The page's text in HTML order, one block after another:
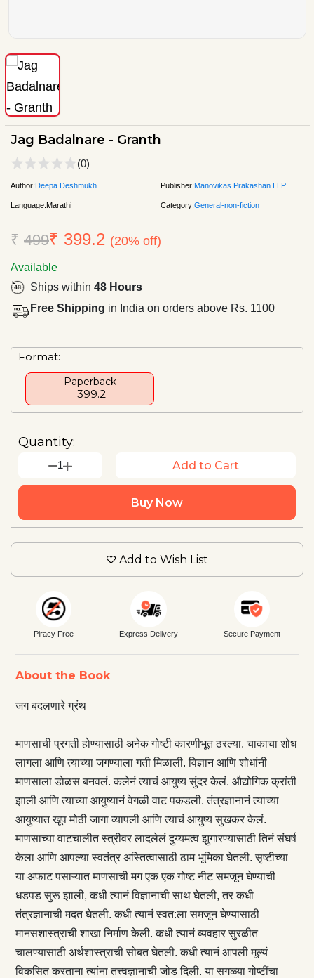
Jag Badalnare - Granth
(0)
Author:Deepa Deshmukh Publisher:Manovikas Prakashan LLP
Language:Marathi Category:General-non-fiction
₹ 499₹ 399.2 (20% off)
Available
Ships within 48 Hours
Free Shipping in India on orders above Rs. 1100
Format:
Paperback
₹ 399.2
Quantity:
1 Add to Cart
Buy Now
Add to Wish List
Piracy Free Express Delivery Secure Payment
About the Book
जग बदलणारे ग्रंथ
माणसाची प्रगती होण्यासाठी अनेक गोष्टी कारणीभूत ठरल्या. चाकाचा शोध
लागला आणि त्याच्या जगण्याला गती मिळाली. विज्ञान आणि शोधांनी
माणसाला डोळस बनवलं. कलेनं त्याचं आयुष्य सुंदर केलं. औद्योगिक क्रांती
झाली आणि त्याच्या आयुष्यानं वेगळी वाट पकडली. तंत्रज्ञानानं त्याच्या
आयुष्यात खूप मोठी जागा व्यापली आणि त्याचं आयुष्य सुखकर केलं.
माणसाच्या वाटचालीत स्त्रीवर लादलेलं दुय्यमत्व झुगारण्यासाठी तिनं संघर्ष
केला आणि आपल्या स्वतंत्र अस्तित्वासाठी ठाम भूमिका घेतली. सृष्टीच्या
या अफाट पसाऱ्यात माणसाची मग एक एक गोष्ट नीट समजून घेण्याची
धडपड सुरू झाली, कधी त्यानं विज्ञानाची साथ घेतली, तर कधी
तंत्रज्ञानाची मदत घेतली. कधी त्यानं स्वत:ला समजून घेण्यासाठी
मानसशास्त्राची शाखा निर्माण केली. कधी त्यानं व्यवहार सुरळीत
चालण्यासाठी अर्थशास्त्राची सोबत घेतली. कधी त्यानं आपली मूल्यं
विकसित करताना त्यांना तत्त्वज्ञानाची जोड दिली. या सगळ्या गोष्टींचा